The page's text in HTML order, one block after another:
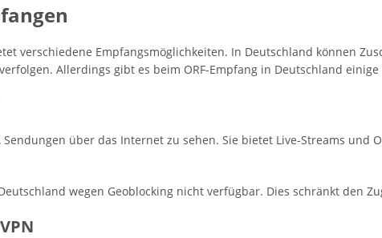
verschiedene Empfangsmöglichkeiten. In Deutschland können
Allerdings gibt es beim ORF-Empfang in Deutschland
Sendungen über das Internet zu sehen. Sie bietet Live-Streams und
wegen Geoblocking nicht verfügbar. Dies schränkt den